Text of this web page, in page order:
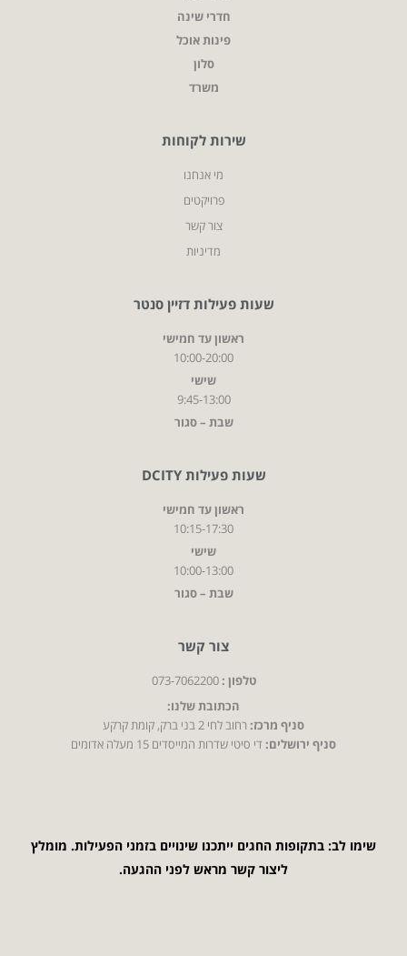
חדרי שינה
פינות אוכל
סלון
משרד
שירות לקוחות
מי אנחנו
פרויקטים
צור קשר
מדיניות
שעות פעילות דזיין סנטר
ראשון עד חמישי
10:00-20:00
שישי
9:45-13:00
שבת – סגור
שעות פעילות DCITY
ראשון עד חמישי
10:15-17:30
שישי
10:00-13:00
שבת – סגור
צור קשר
טלפון : 073-7062200
הכתובת שלנו:
סניף מרכז:רחוב לחי 2 בני ברק, קומת קרקע
סניף ירושלים:די סיטי שדרות המייסדים 15 מעלה אדומים
שימו לב: בתקופות החגים ייתכנו שינויים בזמני הפעילות. מומלץ
ליצור קשר מראש לפני ההגעה.